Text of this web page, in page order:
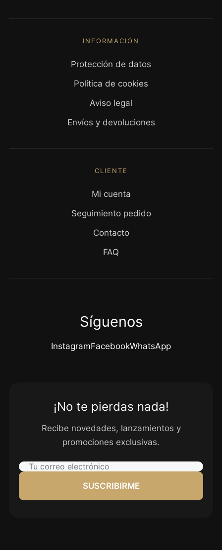
INFORMACIÓN
Protección de datos
Política de cookies
Aviso legal
Envíos y devoluciones
CLIENTE
Mi cuenta
Seguimiento pedido
Contacto
FAQ
Síguenos
InstagramFacebookWhatsApp
¡No te pierdas nada!
Recibe novedades, lanzamientos y
promociones exclusivas.
SUSCRIBIRME